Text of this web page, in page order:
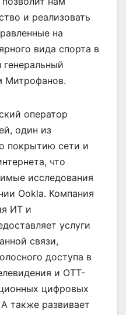
и реализовать
на
вида спорта в
Митрофанов.
оператор
один из
покрытию сети и
что
исследования
Ookla. Компания
ИТ и
услуги
связи,
доступа в
и OTT-
цифровых
также развивает